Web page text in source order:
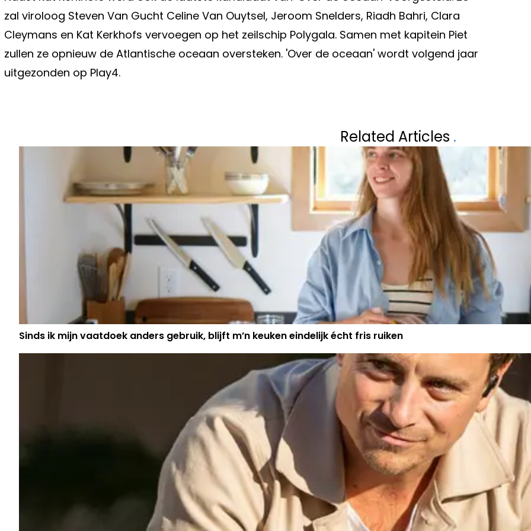
zal viroloog Steven Van Gucht Celine Van Ouytsel, Jeroom Snelders, Riadh Bahri, Clara
Cleymans en Kat Kerkhofs vervoegen op het zeilschip Polygala. Samen met kapitein Piet
zullen ze opnieuw de Atlantische oceaan oversteken. 'Over de oceaan' wordt volgend jaar
uitgezonden op Play4.
HEUGLIJK NIEUWS
TIM DECLERQ
NEMEN:
Related Articles .
Sinds ik mijn vaatdoek anders gebruik, blijft m’n keuken eindelijk écht fris ruiken